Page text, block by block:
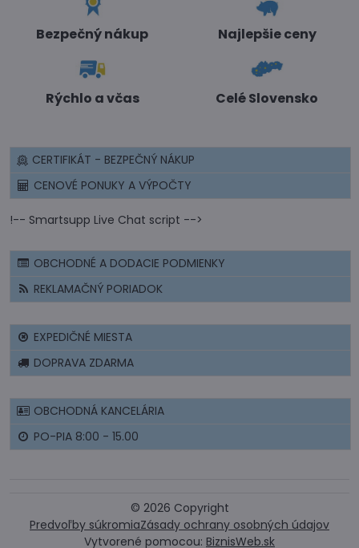
Bezpečný nákup Najlepšie ceny
Rýchlo a včas Celé Slovensko
CERTIFIKÁT - BEZPEČNÝ NÁKUP
CENOVÉ PONUKY A VÝPOČTY
!-- Smartsupp Live Chat script -->
OBCHODNÉ A DODACIE PODMIENKY
REKLAMAČNÝ PORIADOK
EXPEDIČNÉ MIESTA
DOPRAVA ZDARMA
OBCHODNÁ KANCELÁRIA
PO-PIA 8:00 - 15.00
© 2026 Copyright
Predvoľby súkromiaZásady ochrany osobných údajov
Vytvorené pomocou: BiznisWeb.sk